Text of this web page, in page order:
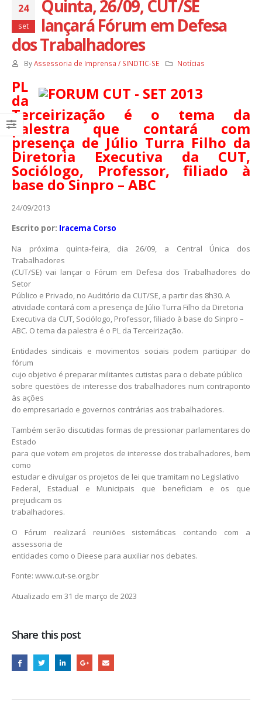
24
set
Quinta, 26/09, CUT/SE
lançará Fórum em Defesa
dos Trabalhadores
ByAssessoria de Imprensa / SINDTIC-SE Notícias
PL
da
Terceirização é o tema da
palestra que contará com
presença de Júlio Turra Filho da
Diretoria Executiva da CUT,
Sociólogo, Professor, filiado à
base do Sinpro – ABC
24/09/2013
Escrito por: Iracema Corso
Na próxima quinta-feira, dia 26/09, a Central Única dos
Trabalhadores
(CUT/SE) vai lançar o Fórum em Defesa dos Trabalhadores do
Setor
Público e Privado, no Auditório da CUT/SE, a partir das 8h30. A
atividade contará com a presença de Júlio Turra Filho da Diretoria
Executiva da CUT, Sociólogo, Professor, filiado à base do Sinpro –
ABC. O tema da palestra é o PL da Terceirização.
Entidades sindicais e movimentos sociais podem participar do
fórum
cujo objetivo é preparar militantes cutistas para o debate público
sobre questões de interesse dos trabalhadores num contraponto
às ações
do empresariado e governos contrárias aos trabalhadores.
Também serão discutidas formas de pressionar parlamentares do
Estado
para que votem em projetos de interesse dos trabalhadores, bem
como
estudar e divulgar os projetos de lei que tramitam no Legislativo
Federal, Estadual e Municipais que beneficiam e os que
prejudicam os
trabalhadores.
O Fórum realizará reuniões sistemáticas contando com a
assessoria de
entidades como o Dieese para auxiliar nos debates.
Fonte: www.cut-se.org.br
Atualizado em 31 de março de 2023
Share this post